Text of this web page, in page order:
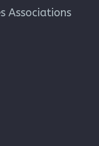
Associations